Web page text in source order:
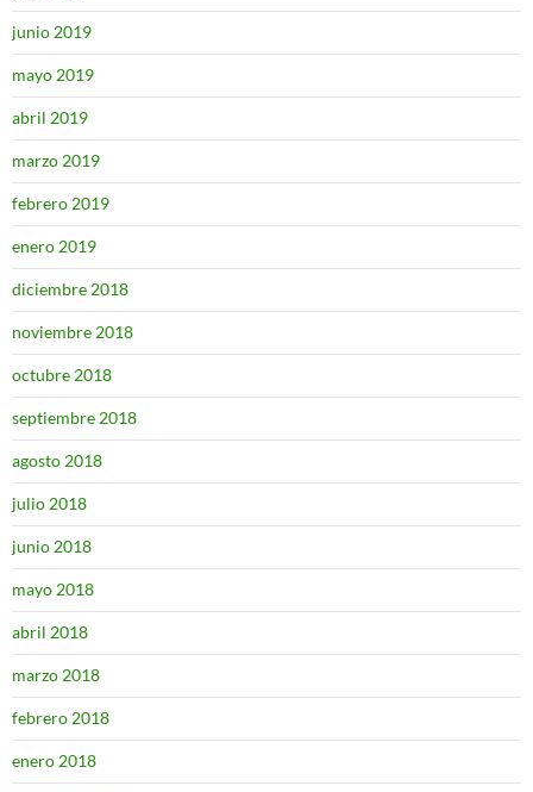
junio 2019
mayo 2019
abril 2019
marzo 2019
febrero 2019
enero 2019
diciembre 2018
noviembre 2018
octubre 2018
septiembre 2018
agosto 2018
julio 2018
junio 2018
mayo 2018
abril 2018
marzo 2018
febrero 2018
enero 2018